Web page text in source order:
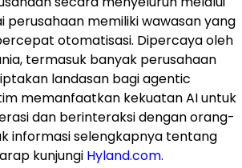
memiliki wawasan yang
otomatisasi. Dipercaya oleh
termasuk banyak perusahaan
landasan bagi agentic
memanfaatkan kekuatan AI untuk
dan berinteraksi dengan orang-
informasi selengkapnya tentang
kunjungi Hyland.com.